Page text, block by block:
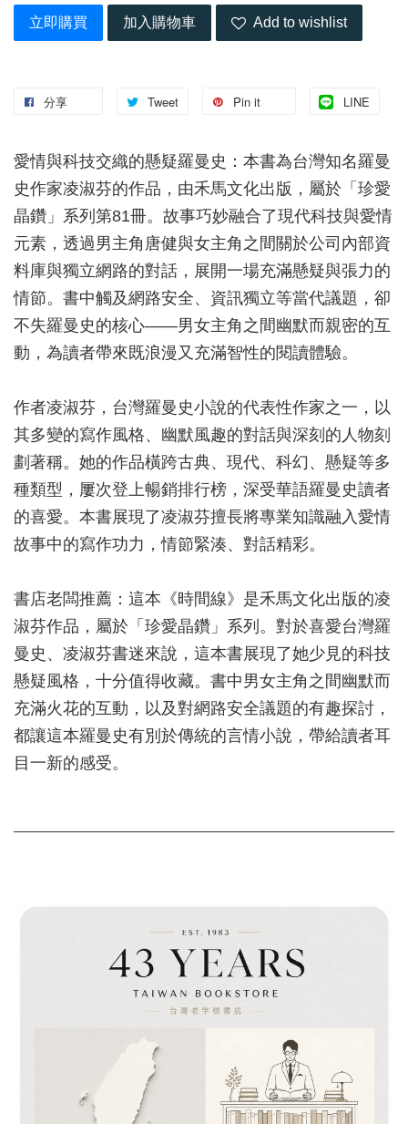
立即購買 加入購物車 Add to wishlist
分享 Tweet Pin it LINE
愛情與科技交織的懸疑羅曼史：本書為台灣知名羅曼
史作家凌淑芬的作品，由禾馬文化出版，屬於「珍愛
晶鑽」系列第81冊。故事巧妙融合了現代科技與愛情
元素，透過男主角唐健與女主角之間關於公司內部資
料庫與獨立網路的對話，展開一場充滿懸疑與張力的
情節。書中觸及網路安全、資訊獨立等當代議題，卻
不失羅曼史的核心——男女主角之間幽默而親密的互
動，為讀者帶來既浪漫又充滿智性的閱讀體驗。
作者凌淑芬，台灣羅曼史小說的代表性作家之一，以
其多變的寫作風格、幽默風趣的對話與深刻的人物刻
劃著稱。她的作品橫跨古典、現代、科幻、懸疑等多
種類型，屢次登上暢銷排行榜，深受華語羅曼史讀者
的喜愛。本書展現了凌淑芬擅長將專業知識融入愛情
故事中的寫作功力，情節緊湊、對話精彩。
書店老闆推薦：這本《時間線》是禾馬文化出版的凌
淑芬作品，屬於「珍愛晶鑽」系列。對於喜愛台灣羅
曼史、凌淑芬書迷來說，這本書展現了她少見的科技
懸疑風格，十分值得收藏。書中男女主角之間幽默而
充滿火花的互動，以及對網路安全議題的有趣探討，
都讓這本羅曼史有別於傳統的言情小說，帶給讀者耳
目一新的感受。